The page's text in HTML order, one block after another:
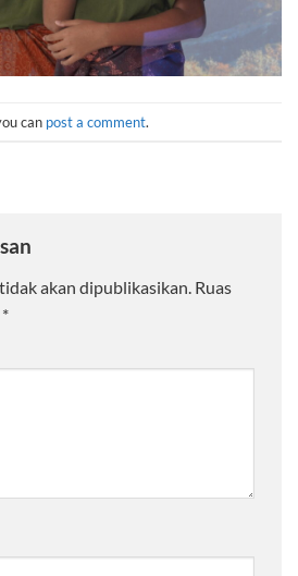
can post a comment.
akan dipublikasikan. Ruas
*